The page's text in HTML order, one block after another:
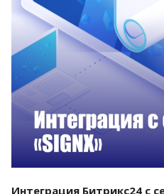
Смотреть
Интеграция Битрикс24 с